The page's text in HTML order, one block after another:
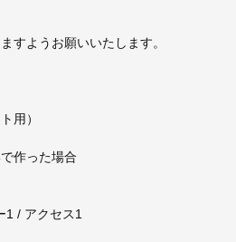
すようお願いいたします。
用）
作った場合
1 / アクセス1